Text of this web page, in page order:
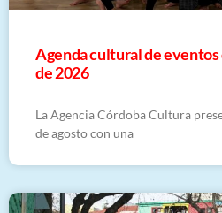
​Agenda cultural de eventos
de 2026
La Agencia Córdoba Cultura
de agosto con una